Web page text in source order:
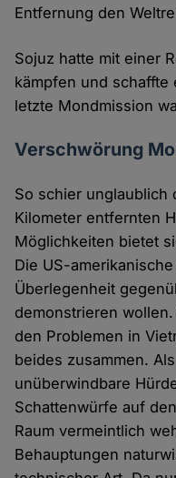
Entfernung den
Sojuz hatte mit einer
kämpfen und schaffte
letzte Mondmission
Verschwörung
So schier unglaublich
Kilometer entfernten
Möglichkeiten bietet
Die US-
Überlegenheit
demonstrieren
den Problemen in
beides zusammen.
unüberwindbare
Schattenwürfe auf
Raum vermeintlich
Behauptungen